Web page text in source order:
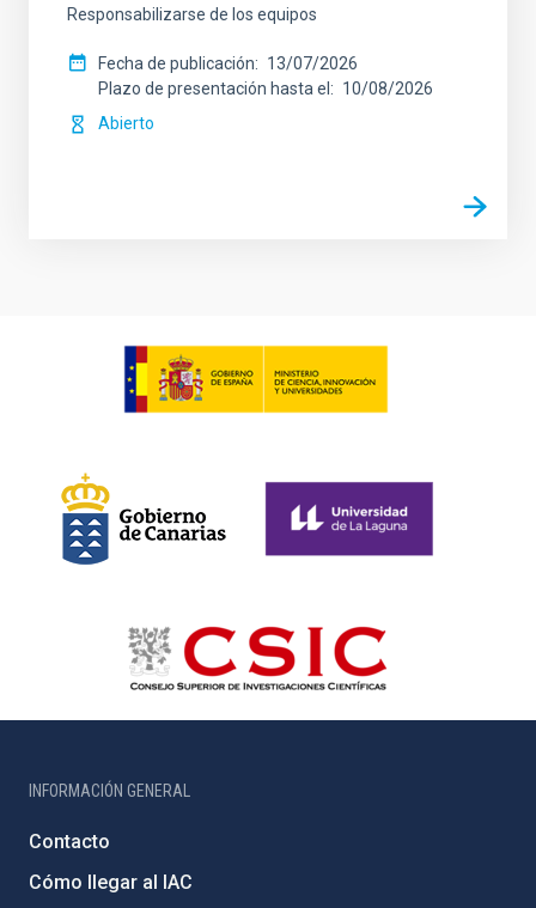
Responsabilizarse de los equipos
Fecha de publicación
13/07/2026
Plazo de presentación hasta el
10/08/2026
Abierto
INFORMACIÓN GENERAL
Contacto
Cómo llegar al IAC